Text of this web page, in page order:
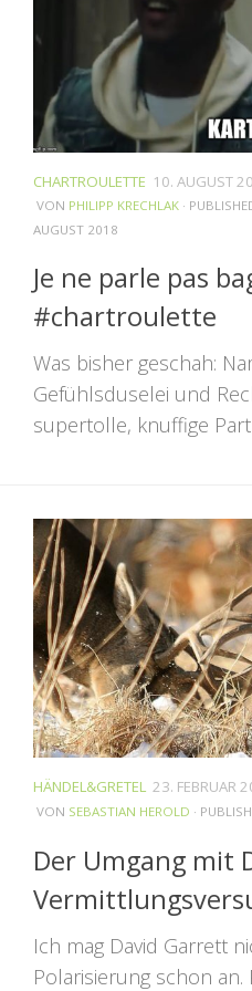
CHARTROULETTE 10. AUGUST
VON PHILIPP KRECHLAK ·
AUGUST 2018
Je ne parle pas
#chartroulette
Was bisher geschah:
Gefühlsduselei und
supertolle, knuffige
HÄNDEL&GRETEL 23. FEBRUAR
VON SEBASTIAN HEROLD ·
Der Umgang mit
Ich mag David Garrett
Polarisierung schon